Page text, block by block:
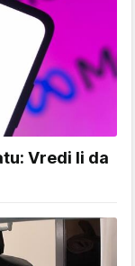
Vredi li da